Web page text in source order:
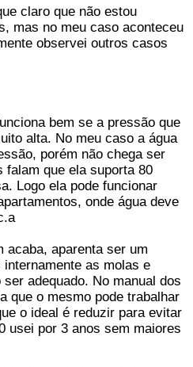
claro que não estou
mas no meu caso aconteceu
observei outros casos
bem se a pressão que
alta. No meu caso a água
porém não chega ser
falam que ela suporta 80
Logo ela pode funcionar
onde água deve
acaba, aparenta ser um
as molas e
adequado. No manual dos
que o mesmo pode trabalhar
o ideal é reduzir para evitar
usei por 3 anos sem maiores